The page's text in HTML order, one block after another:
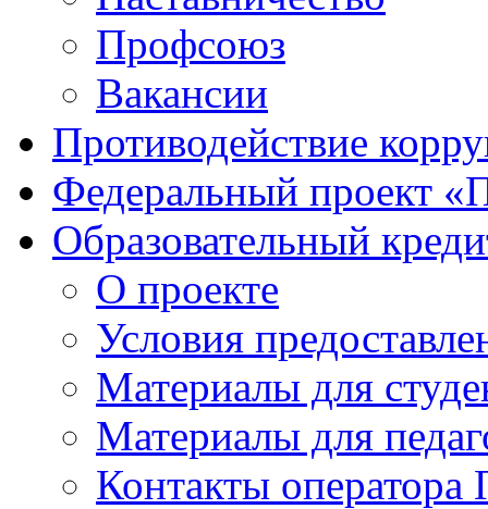
Профсоюз
Вакансии
Противодействие
Федеральный проект
Образовательный
О проекте
Условия
Материалы для
Материалы для
Контакты оператора